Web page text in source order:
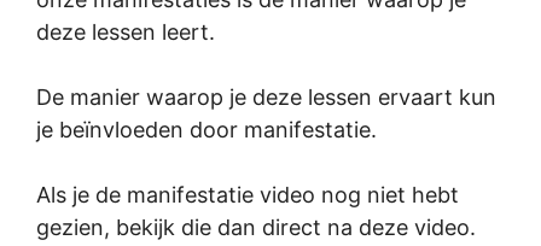
deze lessen leert.
De manier waarop je deze lessen ervaart kun
je beïnvloeden door manifestatie.
Als je de manifestatie video nog niet hebt
gezien, bekijk die dan direct na deze video.